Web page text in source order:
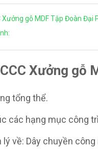
Xưởng gỗ MDF Tập Đoàn Đại
Xưởng gỗ
tổng thể.
các hạng mục công
lý về: Dây chuyền